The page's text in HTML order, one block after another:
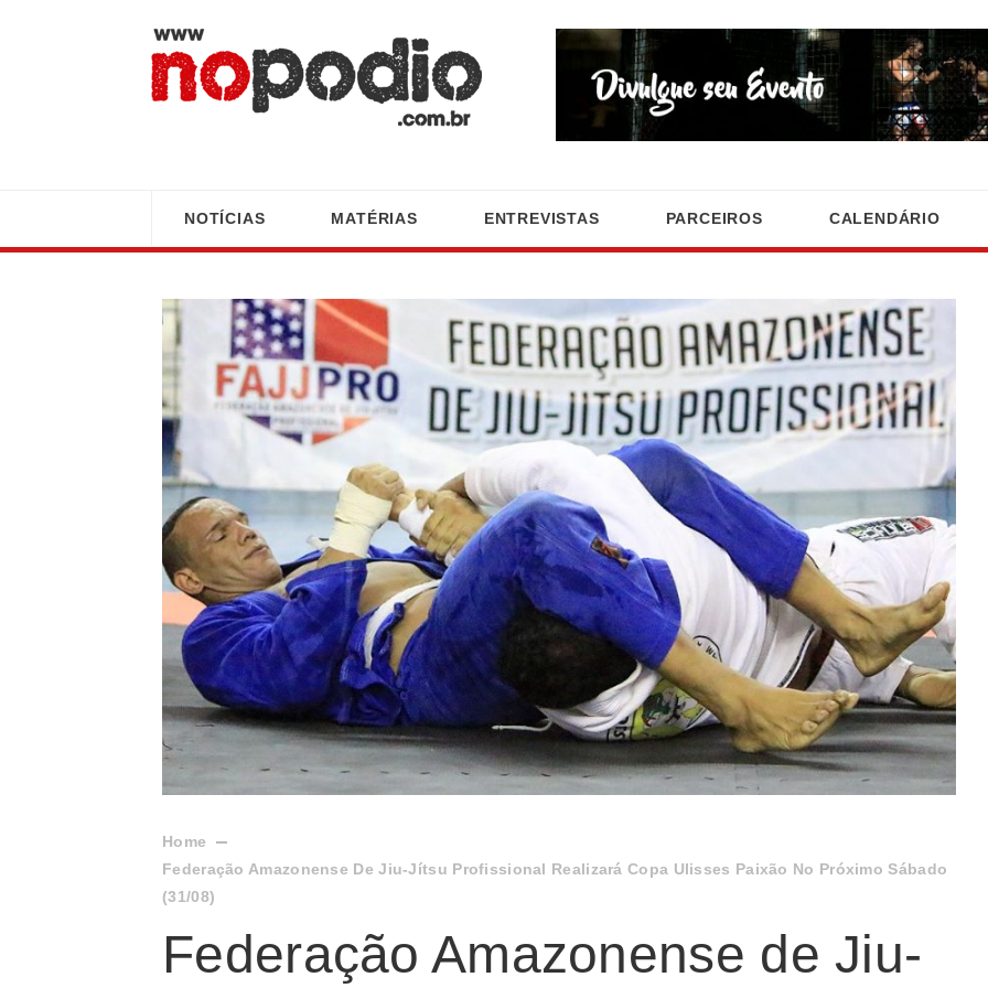
NOTÍCIAS MATÉRIAS ENTREVISTAS PARCEIROS CALENDÁRIO
Home
Federação Amazonense De Jiu-Jítsu Profissional Realizará Copa Ulisses Paixão No Próximo Sábado
(31/08)
Federação Amazonense de Jiu-